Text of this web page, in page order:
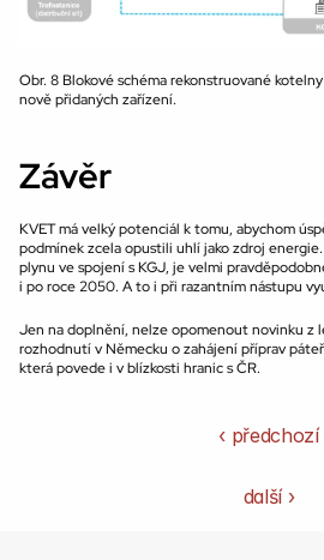
Obr. 8 Blokové schéma rekonstruované
nově přidaných zařízení.
Závěr
KVET má velký potenciál k tomu, abychom
podmínek zcela opustili uhlí jako zdroj
plynu ve spojení s KGJ, je velmi
i po roce 2050. A to i při razantním nástupu
Jen na doplnění, nelze opomenout novinku z
rozhodnutí v Německu o zahájení příprav
která povede i v blízkosti hranic s ČR.
‹ předchozí
další ›